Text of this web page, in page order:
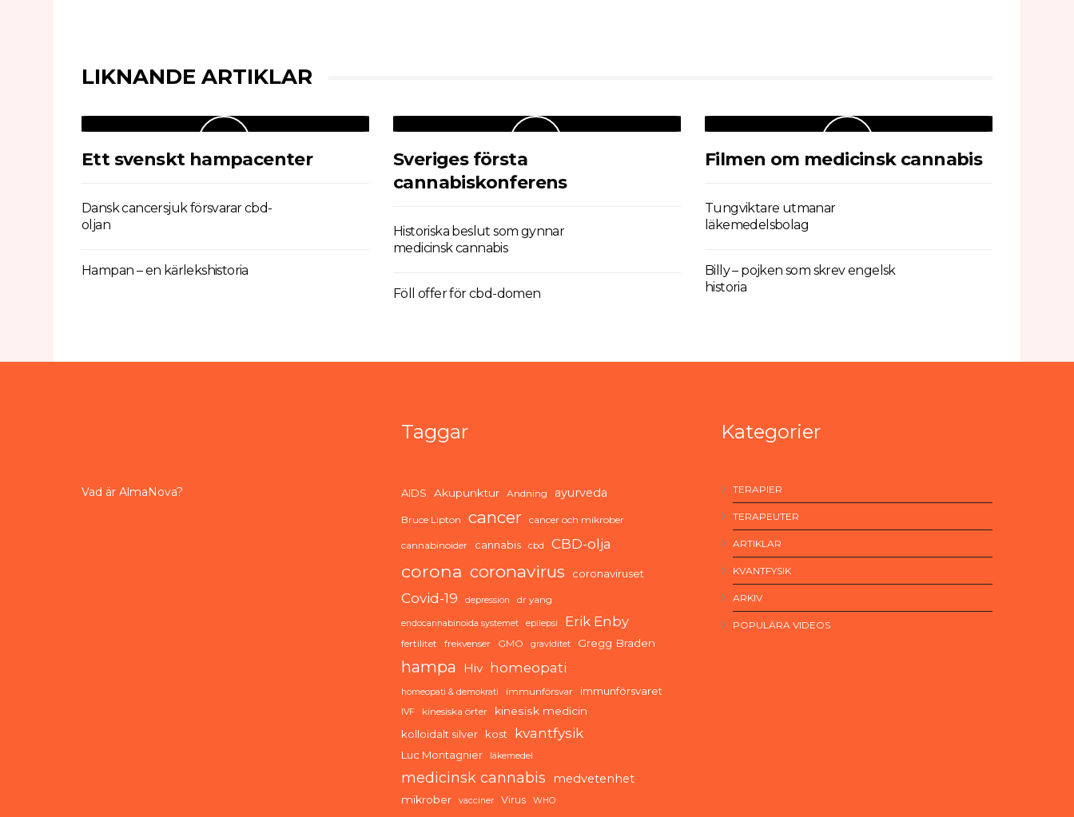
LIKNANDE ARTIKLAR
Ett svenskt hampacenter
Dansk cancersjuk försvarar cbd-
oljan
Hampan – en kärlekshistoria
Sveriges första
cannabiskonferens
Historiska beslut som gynnar
medicinsk cannabis
Föll offer för cbd-domen
Filmen om medicinsk cannabis
Tungviktare utmanar
läkemedelsbolag
Billy – pojken som skrev engelsk
historia
Vad är AlmaNova?
Taggar
AIDS Akupunktur Andning ayurveda
Bruce Lipton cancer cancer och mikrober
cannabinoider cannabis cbd CBD-olja
corona coronavirus coronaviruset
Covid-19 depression dr yang
endocannabinoida systemet epilepsi Erik Enby
fertilitet frekvenser GMO graviditet Gregg Braden
hampa Hiv homeopati
homeopati & demokrati immunförsvar immunförsvaret
IVF kinesiska örter
kinesisk medicin
kolloidalt silver
kost kvantfysik
Luc Montagnier läkemedel
medicinsk cannabis medvetenhet
mikrober vacciner Virus WHO
Kategorier
TERAPIER
TERAPEUTER
ARTIKLAR
KVANTFYSIK
ARKIV
POPULÄRA VIDEOS